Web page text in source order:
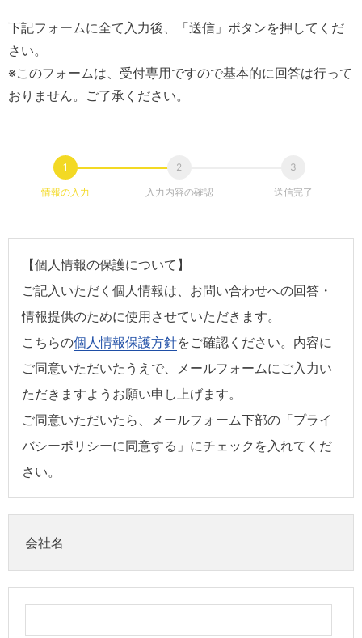
下記フォームに全て入力後、「送信」ボタンを押してくだ
さい。
※このフォームは、受付専用ですので基本的に回答は行って
おりません。ご了承ください。
情報の入力 入力内容の確認 送信完了
【個人情報の保護について】
ご記入いただく個人情報は、お問い合わせへの回答・
情報提供のために使用させていただきます。
こちらの個人情報保護方針をご確認ください。内容に
ご同意いただいたうえで、メールフォームにご入力い
ただきますようお願い申し上げます。
ご同意いただいたら、メールフォーム下部の「プライ
バシーポリシーに同意する」にチェックを入れてくだ
さい。
会社名